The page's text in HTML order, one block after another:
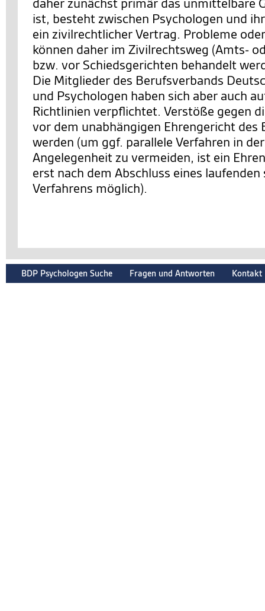
ist, besteht zwischen Psychologen und
ein zivilrechtlicher Vertrag. Probleme
können daher im Zivilrechtsweg (Amts-
bzw. vor Schiedsgerichten behandelt
Die Mitglieder des Berufsverbands
und Psychologen haben sich aber auch
Richtlinien verpflichtet. Verstöße gegen
vor dem unabhängigen Ehrengericht des
werden (um ggf. parallele Verfahren in
Angelegenheit zu vermeiden, ist ein
erst nach dem Abschluss eines
Verfahrens möglich).
BDP Psychologen Suche Fragen und Antworten Kontakt